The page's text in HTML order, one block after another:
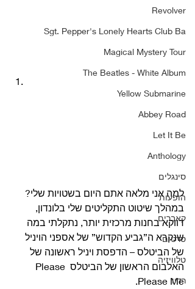
Revolver
Sgt. Pepper's Lonely Hearts Club Ba
Magical Mystery Tour
The Beatles - White Album
Yellow Submarine
Abbey Road
Let It Be
Anthology
סינגלים
הופעות
קאברים
סרטים
טלוויזיה
רדיו
למה אני מלאה אתם היום בשטויות שלי?
במהלך שיטוט התקליטים שלי בלונדון,
דווקא בחנות מרכזית יותר, נתקלתי במה
שנקרא ה”גביע הקדוש” של אספני הויניל
של הביטלס – הדפסת ויניל ראשונה של
האלבום הראשון של הביטלס Please
Please Me.